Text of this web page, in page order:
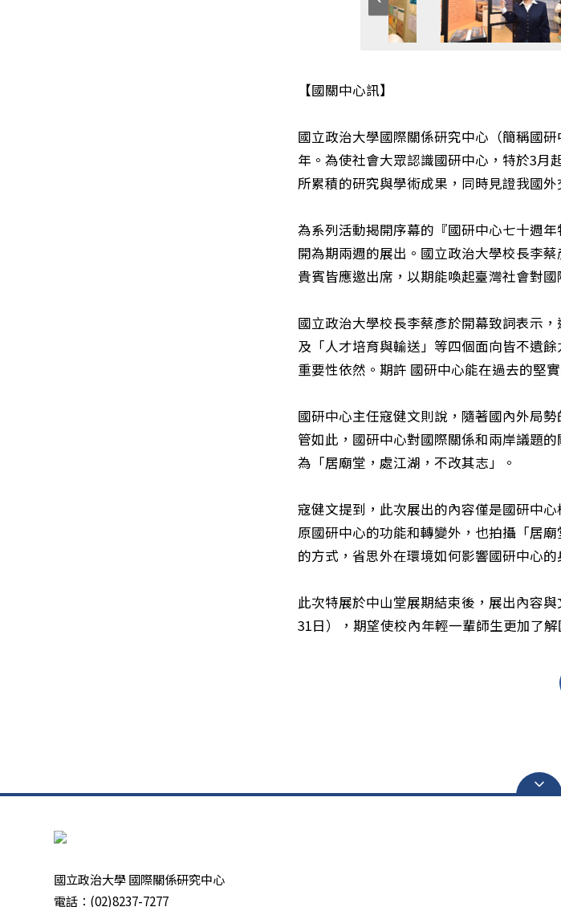
【國關中心訊】
國立政治大學國際關係研究中心（簡稱國
年。為使社會大眾認識國研中心，特於3月
所累積的研究與學術成果，同時見證我國
為系列活動揭開序幕的『國研中心七十週
開為期兩週的展出。國立政治大學校長李
貴賓皆應邀出席，以期能喚起臺灣社會對
國立政治大學校長李蔡彥於開幕致詞表示
及「人才培育與輸送」等四個面向皆不遺
重要性依然。期許 國研中心能在過去的堅
國研中心主任寇健文則說，隨著國內外局
管如此，國研中心對國際關係和兩岸議題
為「居廟堂，處江湖，不改其志」。
寇健文提到，此次展出的內容僅是國研中
原國研中心的功能和轉變外，也拍攝「居
的方式，省思外在環境如何影響國研中心
此次特展於中山堂展期結束後，展出內容
31日），期望使校內年輕一輩師生更加了
國立政治大學 國際關係研究中心
電話：(02)8237-7277